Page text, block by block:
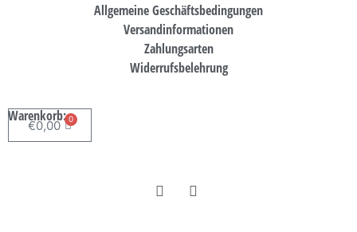
Allgemeine Geschäftsbedingungen
Versandinformationen
Zahlungsarten
Widerrufsbelehrung
Warenkorb:
€0,00 0